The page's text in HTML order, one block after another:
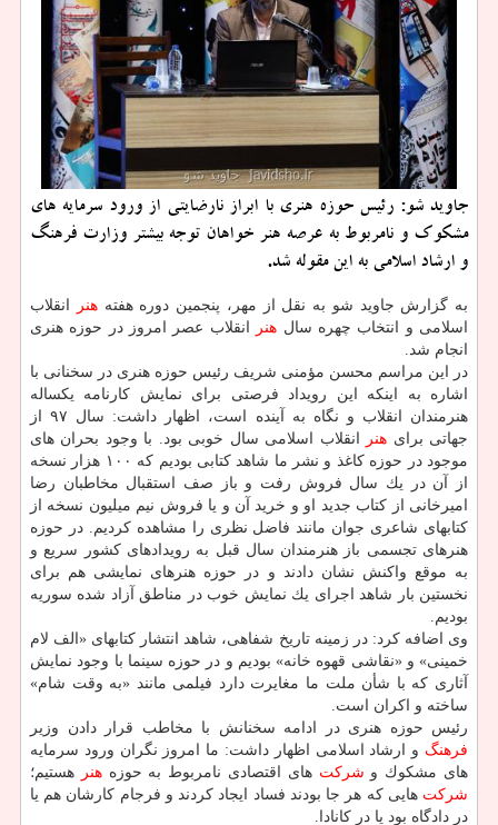
جاوید شو: رئیس حوزه هنری با ابراز نارضایتی از ورود سرمایه های
مشكوك و نامربوط به عرصه هنر خواهان توجه بیشتر وزارت فرهنگ
و ارشاد اسلامی به این مقوله شد.
به گزارش جاوید شو به نقل از مهر، پنجمین دوره هفتههنر
انقلاب
اسلامی و انتخاب چهره سال هنر
انقلاب عصر امروز در حوزه هنری
انجام شد.
در این مراسم محسن مؤمنی شریف رئیس حوزه هنری در سخنانی با
اشاره به اینكه این رویداد فرصتی برای نمایش كارنامه یكساله
هنرمندان انقلاب و نگاه به آینده است، اظهار داشت: سال ۹۷ از
جهاتی برای هنر
انقلاب اسلامی سال خوبی بود. با وجود بحران های
موجود در حوزه كاغذ و نشر ما شاهد كتابی بودیم كه ۱۰۰ هزار نسخه
از آن در یك سال فروش رفت و باز صف استقبال مخاطبان رضا
امیرخانی از كتاب جدید او و خرید آن و یا فروش نیم میلیون نسخه از
كتابهای شاعری جوان مانند فاضل نظری را مشاهده كردیم. در حوزه
هنرهای تجسمی باز هنرمندان سال قبل به رویدادهای كشور سریع و
به موقع واكنش نشان دادند و در حوزه هنرهای نمایشی هم برای
نخستین بار شاهد اجرای یك نمایش خوب در مناطق آزاد شده سوریه
بودیم.
وی اضافه كرد: در زمینه تاریخ شفاهی، شاهد انتشار كتابهای «الف لام
خمینی» و «نقاشی قهوه خانه» بودیم و در حوزه سینما با وجود نمایش
آثاری كه با شأن ملت ما مغایرت دارد فیلمی مانند «به وقت شام»
ساخته و اكران است.
رئیس حوزه هنری در ادامه سخنانش با مخاطب قرار دادن وزیر
فرهنگ و ارشاد اسلامی اظهار داشت: ما امروز نگران ورود سرمایه
های مشكوك و شركت های اقتصادی نامربوط به حوزههنر
هستیم؛
شركت هایی كه هر جا بودند فساد ایجاد كردند و فرجام كارشان هم یا
در دادگاه بود یا در كانادا.